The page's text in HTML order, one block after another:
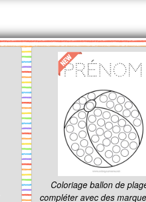
Coloriage ballon de
compléter avec des